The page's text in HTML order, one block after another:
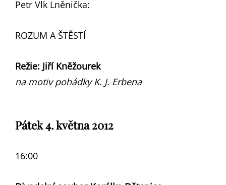
Petr Vlk Lněnička:
ROZUM A ŠTĚSTÍ
Režie: Jiří Kněžourek
na motiv pohádky K. J. Erbena
Pátek 4. května 2012
16:00